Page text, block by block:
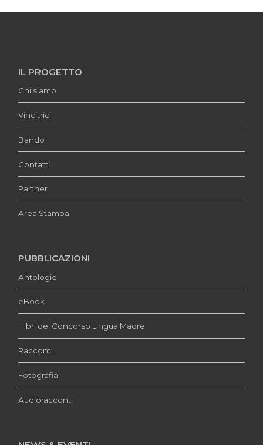
IL PROGETTO
Chi siamo
Vincitrici
Bando
Contatti
Partner
Area Stampa
PUBBLICAZIONI
Antologie
eBook
I libri del Concorso Lingua Madre
Racconti
Fotografia
Audioracconti